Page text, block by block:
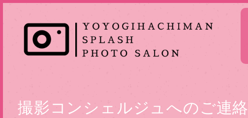
撮影コンシェルジュへのご連絡